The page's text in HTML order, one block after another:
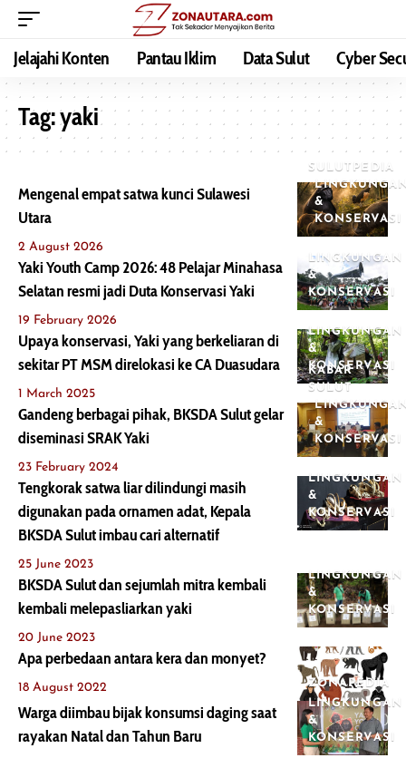
Jelajahi Konten Pantau Iklim Data Sulut Cyber
Tag:yaki
SULUTPEDIA
&
KONSERVASI
Mengenal empat satwa kunci Sulawesi
Utara
2 August 2026
LINGKUNGAN
&
KONSERVASI
Yaki Youth Camp 2026: 48 Pelajar Minahasa
Selatan resmi jadi Duta Konservasi Yaki
19 February 2026
LINGKUNGAN
&
KONSERVASI
Upaya konservasi, Yaki yang berkeliaran di
sekitar PT MSM direlokasi ke CA Duasudara
1 March 2025
KABAR
SULUT
&
KONSERVASI
Gandeng berbagai pihak, BKSDA Sulut gelar
diseminasi SRAK Yaki
23 February 2024
LINGKUNGAN
&
KONSERVASI
Tengkorak satwa liar dilindungi masih
digunakan pada ornamen adat, Kepala
BKSDA Sulut imbau cari alternatif
25 June 2023
LINGKUNGAN
&
KONSERVASI
BKSDA Sulut dan sejumlah mitra kembali
kembali melepasliarkan yaki
20 June 2023
ZONAPEDIA
Apa perbedaan antara kera dan monyet?
18 August 2022
LINGKUNGAN
&
KONSERVASI
Warga diimbau bijak konsumsi daging saat
rayakan Natal dan Tahun Baru